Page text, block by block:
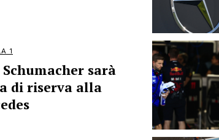
1
sarà
di riserva alla